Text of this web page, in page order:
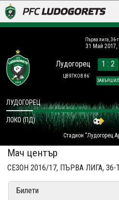
LUDOGORETS TV
НА ТЕРЕНА
СТАДИОН & БАЗИ
КЛУБ
Първа лига, 36-
31 Май 2017,
Лудогорец
ЦВЯТКОВ 86´
1 : 2
ЗАВЪРШИЛ
Стадион "Лудогорец
ЛУДОГОРЕЦ
ЛОКО (ПД)
Мач център
СЕЗОН 2016/17, ПЪРВА ЛИГА,
Билети